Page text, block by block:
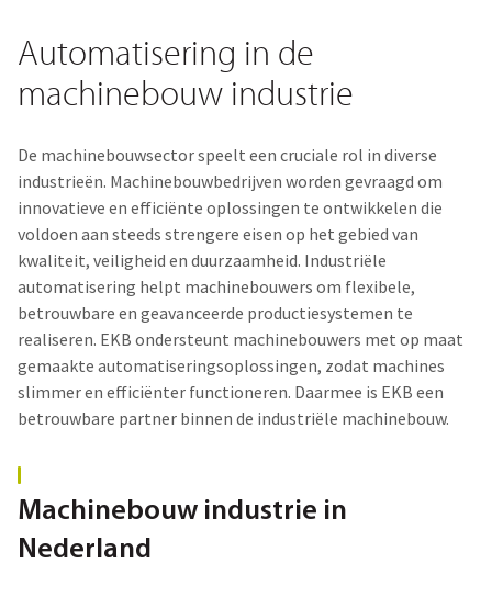
Automatisering in de
machinebouw industrie
De machinebouwsector speelt een cruciale rol in diverse
industrieën. Machinebouwbedrijven worden gevraagd om
innovatieve en efficiënte oplossingen te ontwikkelen die
voldoen aan steeds strengere eisen op het gebied van
kwaliteit, veiligheid en duurzaamheid. Industriële
automatisering helpt machinebouwers om flexibele,
betrouwbare en geavanceerde productiesystemen te
realiseren. EKB ondersteunt machinebouwers met op maat
gemaakte automatiseringsoplossingen, zodat machines
slimmer en efficiënter functioneren. Daarmee is EKB een
betrouwbare partner binnen de industriële machinebouw.
Machinebouw industrie in
Nederland